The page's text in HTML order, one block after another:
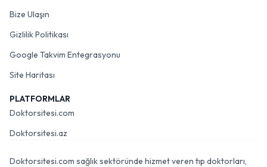
Bize Ulaşın
Gizlilik Politikası
Google Takvim Entegrasyonu
Site Haritası
PLATFORMLAR
Doktorsitesi.com
Doktorsitesi.az
Doktorsitesi.com sağlık sektöründe hizmet veren tıp doktorları,